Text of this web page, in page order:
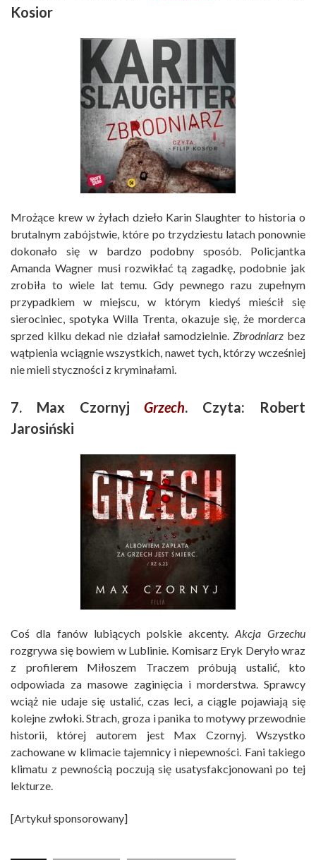
Kosior
Mrożące krew w żyłach dzieło Karin Slaughter to historia o
brutalnym zabójstwie, które po trzydziestu latach ponownie
dokonało się w bardzo podobny sposób. Policjantka
Amanda Wagner musi rozwikłać tą zagadkę, podobnie jak
zrobiła to wiele lat temu. Gdy pewnego razu zupełnym
przypadkiem w miejscu, w którym kiedyś mieścił się
sierociniec, spotyka Willa Trenta, okazuje się, że morderca
sprzed kilku dekad nie działał samodzielnie. Zbrodniarzbez
wątpienia wciągnie wszystkich, nawet tych, którzy wcześniej
nie mieli styczności z kryminałami.
7. Max CzornyjGrzech. Czyta: Robert
Jarosiński
Coś dla fanów lubiących polskie akcenty. Akcja Grzechu
rozgrywa się bowiem w Lublinie. Komisarz Eryk Deryło wraz
z profilerem Miłoszem Traczem próbują ustalić, kto
odpowiada za masowe zaginięcia i morderstwa. Sprawcy
wciąż nie udaje się ustalić, czas leci, a ciągle pojawiają się
kolejne zwłoki. Strach, groza i panika to motywy przewodnie
historii, której autorem jest Max Czornyj. Wszystko
zachowane w klimacie tajemnicy i niepewności. Fani takiego
klimatu z pewnością poczują się usatysfakcjonowani po tej
lekturze.
[Artykuł sponsorowany]